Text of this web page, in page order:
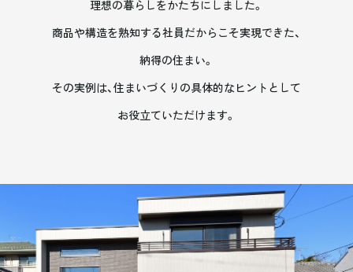
理想の暮らしをかたちにしました。
商品や構造を熟知する社員だからこそ実現できた、
納得の住まい。
その実例は、住まいづくりの具体的なヒントとして
お役立ていただけます。